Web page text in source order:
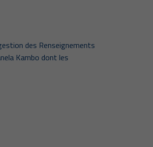
des Renseignements
Kambo dont les